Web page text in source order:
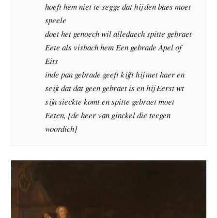
hoeft hem niet te segge dat hij den baes moet
speele
doet het genoech wil alledaech spitte gebraet
Eete als visbach hem Een gebrade Apel of
Eits
inde pan gebrade geeft kijft hij met haer en
seijt dat dat geen gebraet is en hij Eerst wt
sijn sieckte komt en spitte gebraet moet
Eeten, [de heer van ginckel die teegen
woordich]